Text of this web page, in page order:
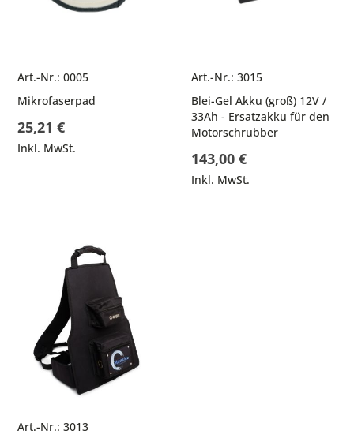
Art.-Nr.: 0005
Mikrofaserpad
25,21 €
Inkl. MwSt.
Art.-Nr.: 3015
Blei-Gel Akku (groß) 12V /
33Ah - Ersatzakku für den
Motorschrubber
143,00 €
Inkl. MwSt.
Art.-Nr.: 3013